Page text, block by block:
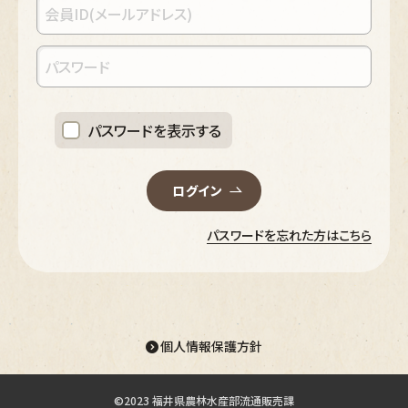
パスワードを表示する
ログイン
パスワードを忘れた方はこちら
個人情報保護方針
©2023 福井県農林水産部流通販売課